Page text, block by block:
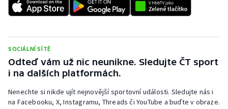
Sportovní střelba
Veslování
Vodní slalom
SOCIÁLNÍ SÍTĚ
Odteď vám už nic neunikne. Sledujte ČT sport
i na dalších platformách.
Nenechte si nikde ujít nejnovější sportovní události. Sledujte nás i
na Facebooku, X, Instagramu, Threads či YouTube a buďte v obraze.